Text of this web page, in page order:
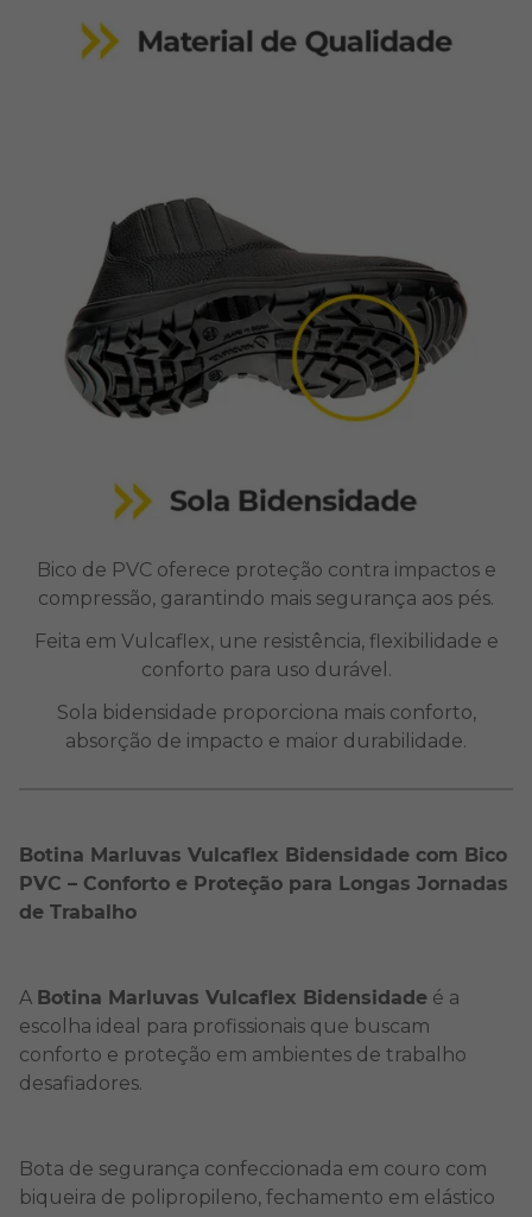
Bico de PVC oferece proteção contra impactos e
compressão, garantindo mais segurança aos pés.
Feita em Vulcaflex, une resistência, flexibilidade e
conforto para uso durável.
Sola bidensidade proporciona mais conforto,
absorção de impacto e maior durabilidade.
Botina Marluvas Vulcaflex Bidensidade com Bico
PVC – Conforto e Proteção para Longas Jornadas
de Trabalho
A Botina Marluvas Vulcaflex Bidensidade é a
escolha ideal para profissionais que buscam
conforto e proteção em ambientes de trabalho
desafiadores.
Bota de segurança confeccionada em couro com
biqueira de polipropileno, fechamento em elástico